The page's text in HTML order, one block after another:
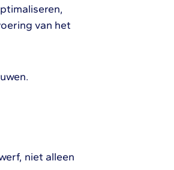
van het
niet alleen